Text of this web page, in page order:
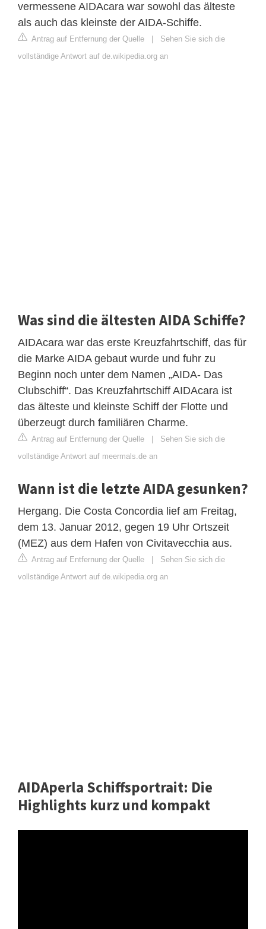
vermessene AIDAcara war sowohl das älteste
als auch das kleinste der AIDA-Schiffe.
Antrag auf Entfernung der Quelle
Sehen Sie sich die
vollständige Antwort auf de.wikipedia.org an
Was sind die ältesten AIDA Schiffe?
AIDAcara war das erste Kreuzfahrtschiff, das für
die Marke AIDA gebaut wurde und fuhr zu
Beginn noch unter dem Namen „AIDA- Das
Clubschiff“. Das Kreuzfahrtschiff AIDAcara ist
das älteste und kleinste Schiff der Flotte und
überzeugt durch familiären Charme.
Antrag auf Entfernung der Quelle
Sehen Sie sich die
vollständige Antwort auf meermals.de an
Wann ist die letzte AIDA gesunken?
Hergang. Die Costa Concordia lief am Freitag,
dem 13. Januar 2012, gegen 19 Uhr Ortszeit
(MEZ) aus dem Hafen von Civitavecchia aus.
Antrag auf Entfernung der Quelle
Sehen Sie sich die
vollständige Antwort auf de.wikipedia.org an
AIDAperla Schiffsportrait: Die
Highlights kurz und kompakt